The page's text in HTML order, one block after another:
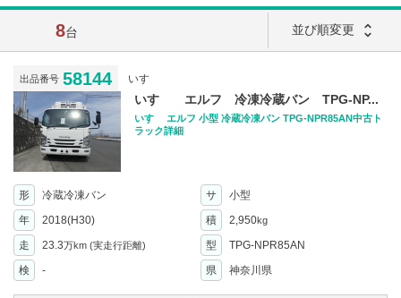
8台 並び順変更 unfold_more
出品番号 58144 いすゞ
いすゞ エルフ 冷凍冷蔵バン TPG-NP...
いすゞ エルフ 小型 冷蔵冷凍バン TPG-NPR85AN中古ト
ラック詳細
形 冷蔵冷凍バン サ
小型
年
2018(H30) 積 2,950kg
走 23.3万km (実走行距離) 型
TPG-NPR85AN
検
- 県 神奈川県